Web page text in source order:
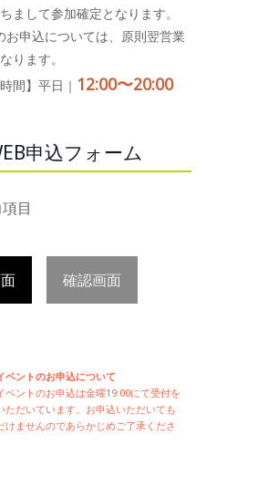
まして参加確定となります。
お申込については、原則翌営業
ります。
間】平日｜ 12:00〜20:00
申込フォーム
目
確認画面
ベントのお申込について
ベントのお申込は金曜19:00にて受付を
ただいています。お申込いただいても
けませんのであらかじめご了承くださ